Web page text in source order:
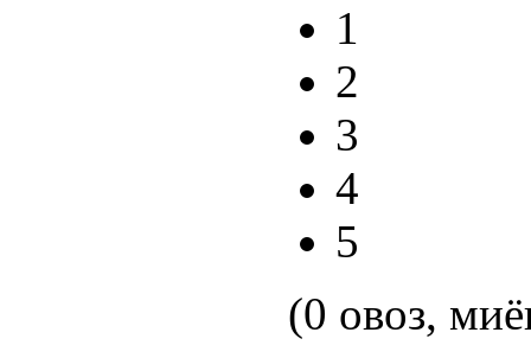
1
2
3
4
5
(0 овоз,